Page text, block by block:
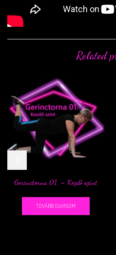
Related
Gerinctorna 01. – Kezdő szint
TOVÁBB OLVASOM